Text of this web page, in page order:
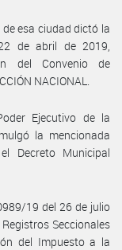
de esa ciudad dictó la
de abril de 2019,
del Convenio de
NACIONAL.
Ejecutivo de la
la mencionada
Decreto Municipal
19 del 26 de julio
Seccionales
del Impuesto a la